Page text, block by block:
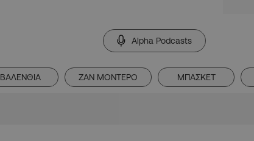
Alpha Podcasts
ΒΑΛΕΝΘΙΑ ΖΑΝ ΜΟΝΤΕΡΟ ΜΠΑΣΚΕΤ